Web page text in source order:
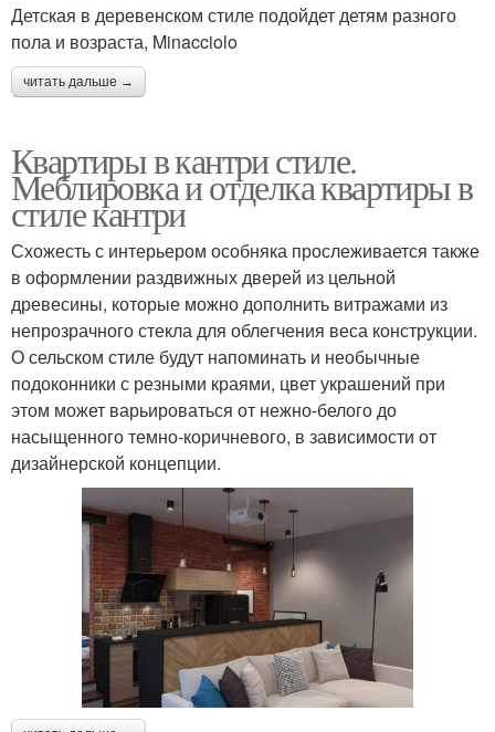
Детская в деревенском стиле подойдет детям разного
пола и возраста, Minacciolo
читать дальше →
Квартиры в кантри стиле.
Меблировка и отделка квартиры в
стиле кантри
Схожесть с интерьером особняка прослеживается также
в оформлении раздвижных дверей из цельной
древесины, которые можно дополнить витражами из
непрозрачного стекла для облегчения веса конструкции.
О сельском стиле будут напоминать и необычные
подоконники с резными краями, цвет украшений при
этом может варьироваться от нежно-белого до
насыщенного темно-коричневого, в зависимости от
дизайнерской концепции.